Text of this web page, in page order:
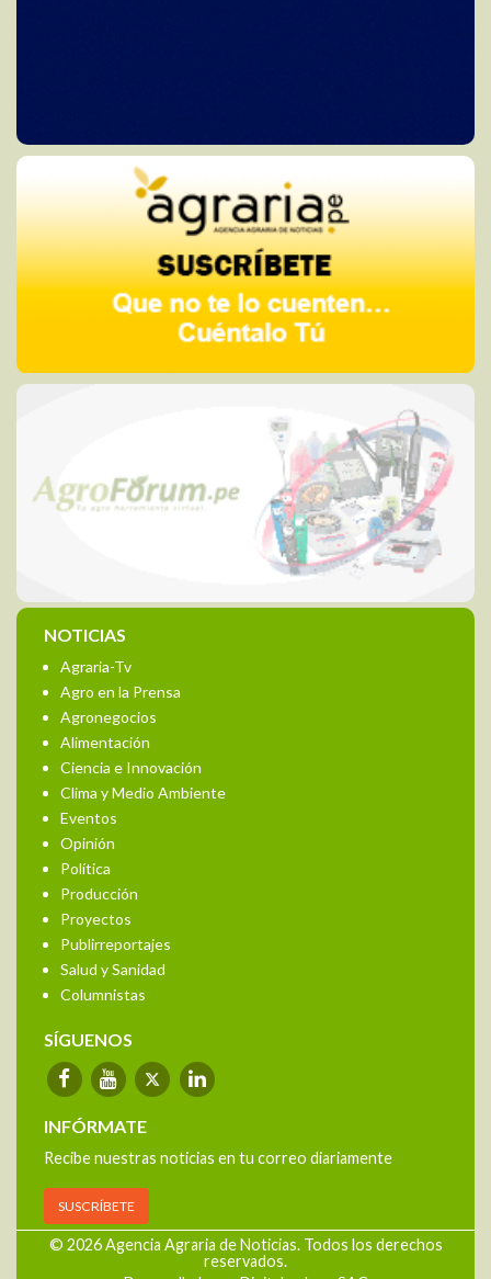
NOTICIAS
Agraria-Tv
Agro en la Prensa
Agronegocios
Alimentación
Ciencia e Innovación
Clima y Medio Ambiente
Eventos
Opinión
Política
Producción
Proyectos
Publirreportajes
Salud y Sanidad
Columnistas
SÍGUENOS
INFÓRMATE
Recibe nuestras noticias en tu correo diariamente
SUSCRÍBETE
© 2026 Agencia Agraria de Noticias. Todos los derechos
reservados.